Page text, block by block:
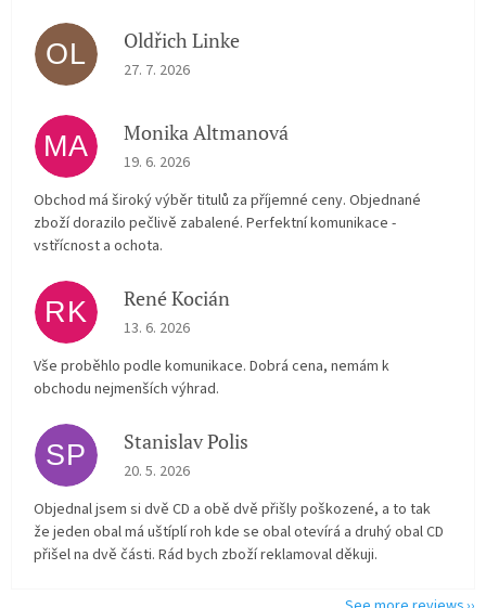
OL Oldřich Linke
The store rating is 5 out of 5 stars.
27. 7. 2026
MA Monika Altmanová
The store rating is 5 out of 5 stars.
19. 6. 2026
Obchod má široký výběr titulů za příjemné ceny. Objednané
zboží dorazilo pečlivě zabalené. Perfektní komunikace -
vstřícnost a ochota.
RK René Kocián
The store rating is 5 out of 5 stars.
13. 6. 2026
Vše proběhlo podle komunikace. Dobrá cena, nemám k
obchodu nejmenších výhrad.
SP Stanislav Polis
The store rating is 2 out of 5 stars.
20. 5. 2026
Objednal jsem si dvě CD a obě dvě přišly poškozené, a to tak
že jeden obal má uštíplí roh kde se obal otevírá a druhý obal CD
přišel na dvě části. Rád bych zboží reklamoval děkuji.